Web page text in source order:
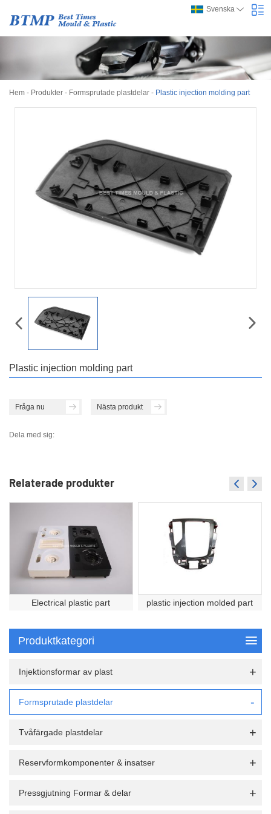
Svenska
Hem - Produkter - Formsprutade plastdelar - Plastic injection molding part
Plastic injection molding part
Fråga nu Nästa produkt
Dela med sig:
Relaterade produkter
Electrical plastic part plastic injection molded part
Produktkategori
Injektionsformar av plast
Formsprutade plastdelar
Tvåfärgade plastdelar
Reservformkomponenter & insatser
Pressgjutning Formar & delar